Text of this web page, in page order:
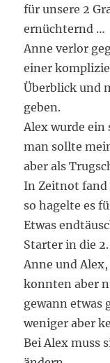
für unsere 2
ernüchternd …
Anne verlor
einer
Überblick und
geben.
Alex wurde ein
man sollte
aber als
In Zeitnot fand
so hagelte es
Etwas
Starter in die
Anne und
konnten aber
gewann etwas
weniger aber
Bei Alex muss